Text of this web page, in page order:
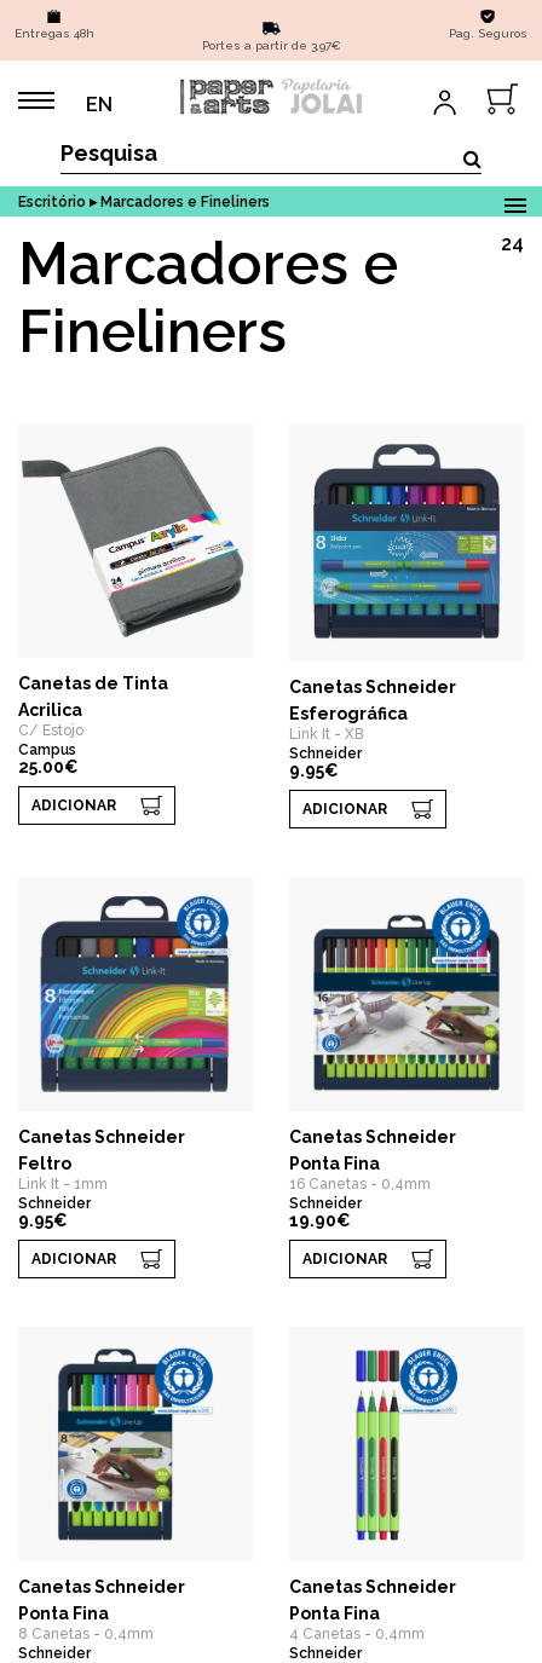
Entregas 48h
Portes a partir de 3,97€
Pag. Seguros
EN
Escritório ▸ Marcadores e Fineliners
Marcadores e
Fineliners
24
Canetas de Tinta
Acrilica
C/ Estojo
Campus
25.00€
ADICIONAR
Canetas Schneider
Esferográfica
Link It - XB
Schneider
9.95€
ADICIONAR
Canetas Schneider
Feltro
Link It - 1mm
Schneider
9.95€
ADICIONAR
Canetas Schneider
Ponta Fina
16 Canetas - 0,4mm
Schneider
19.90€
ADICIONAR
Canetas Schneider
Ponta Fina
8 Canetas - 0,4mm
Schneider
Canetas Schneider
Ponta Fina
4 Canetas - 0,4mm
Schneider